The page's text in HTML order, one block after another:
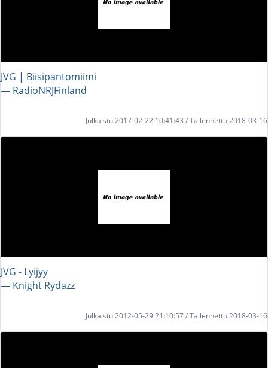
JVG | Biisipantomiimi
― RadioNRJFinland
Julkaistu 2017-02-22 10:41:43 / Tallennettu 2018-03-16
JVG - Lyijyy
― Knight Rydazz
Julkaistu 2012-05-29 21:10:57 / Tallennettu 2018-03-16